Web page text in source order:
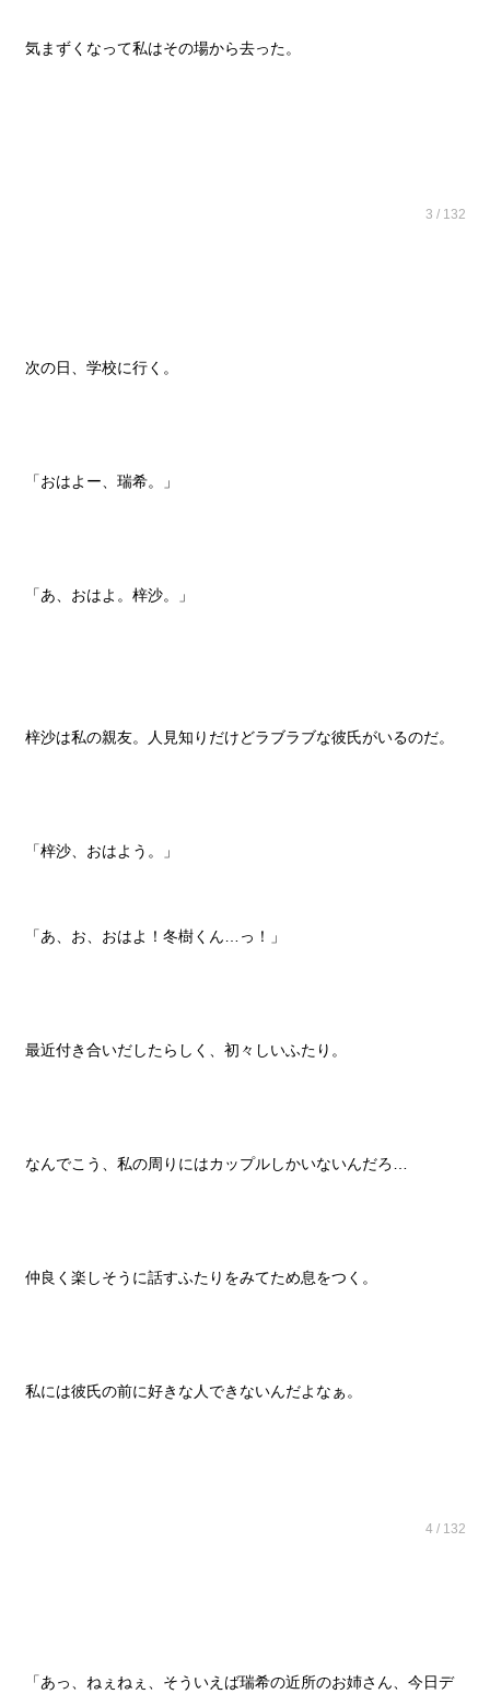
気まずくなって私はその場から去った。
3 / 132
次の日、学校に行く。
「おはよー、瑞希。」
「あ、おはよ。梓沙。」
梓沙は私の親友。人見知りだけどラブラブな彼氏がいるのだ。
「梓沙、おはよう。」
「あ、お、おはよ！冬樹くん…っ！」
最近付き合いだしたらしく、初々しいふたり。
なんでこう、私の周りにはカップルしかいないんだろ…
仲良く楽しそうに話すふたりをみてため息をつく。
私には彼氏の前に好きな人できないんだよなぁ。
4 / 132
「あっ、ねぇねぇ、そういえば瑞希の近所のお姉さん、今日デ